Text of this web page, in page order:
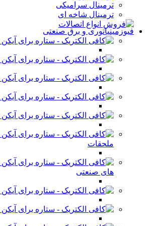
ترمینال سرامیکی
ترمینال شاخه ای
فیوزمینیاتوری و برق صنعتی
ملحقات
های صنعتی